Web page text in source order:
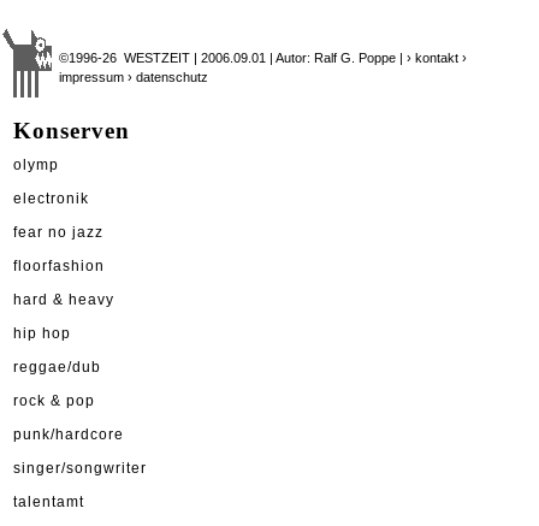
©1996-26 WESTZEIT | 2006.09.01 | Autor: Ralf G. Poppe |› kontakt ›
impressum › datenschutz
Konserven
olymp
electronik
fear no jazz
floorfashion
hard & heavy
hip hop
reggae/dub
rock & pop
punk/hardcore
singer/songwriter
talentamt